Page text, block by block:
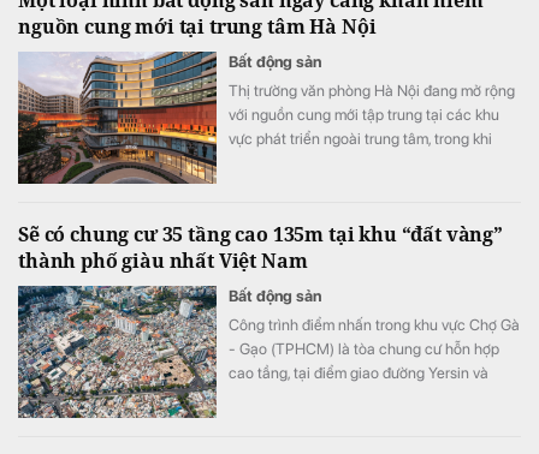
nguồn cung mới tại trung tâm Hà Nội
Bất động sản
Thị trường văn phòng Hà Nội đang mở rộng
với nguồn cung mới tập trung tại các khu
vực phát triển ngoài trung tâm, trong khi
Sẽ có chung cư 35 tầng cao 135m tại khu “đất vàng”
thành phố giàu nhất Việt Nam
Bất động sản
Công trình điểm nhấn trong khu vực Chợ Gà
- Gạo (TPHCM) là tòa chung cư hỗn hợp
cao tầng, tại điểm giao đường Yersin và